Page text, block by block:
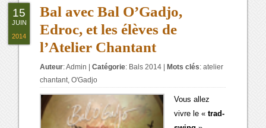
Bal avec Bal O’Gadjo,
Edroc, et les élèves de
l’Atelier Chantant
Auteur:Admin |Catégorie: Bals 2014 Mots clés:atelier
chantant,O'Gadjo
Vous allez
vivre le «trad-
15
JUIN
2014